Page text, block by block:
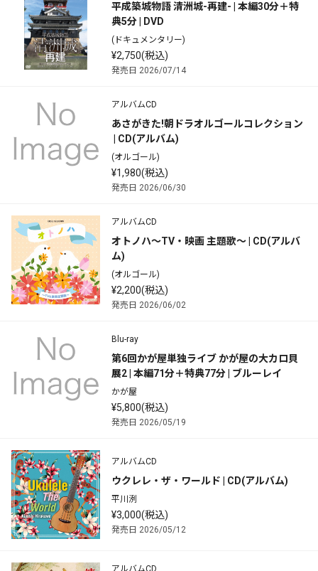
平成築城物語 清洲城-再建- | 本編30分＋特
典5分 | DVD
(ドキュメンタリー)
¥2,750(税込)
発売日 2026/07/14
アルバムCD
あさがきた!朝ドラオルゴールコレクション
| CD(アルバム)
(オルゴール)
¥1,980(税込)
発売日 2026/06/30
アルバムCD
オトノハ～TV・映画 主題歌～ | CD(アルバ
ム)
(オルゴール)
¥2,200(税込)
発売日 2026/06/02
Blu-ray
第6回かが屋単独ライブ かが屋の大カロ貝
展2 | 本編71分＋特典77分 | ブルーレイ
かが屋
¥5,800(税込)
発売日 2026/05/19
アルバムCD
ウクレレ・ザ・ワールド | CD(アルバム)
平川洌
¥3,000(税込)
発売日 2026/05/12
アルバムCD